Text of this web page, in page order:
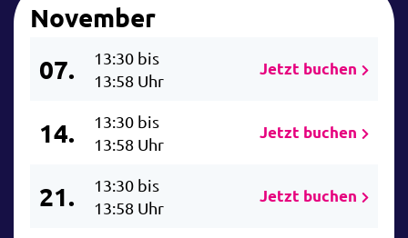
November
07.
13:30 bis
13:58 Uhr
Jetzt buchen
14.
13:30 bis
13:58 Uhr
Jetzt buchen
21.
13:30 bis
13:58 Uhr
Jetzt buchen